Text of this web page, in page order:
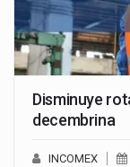
Disminuye
decembrina
INCOMEX